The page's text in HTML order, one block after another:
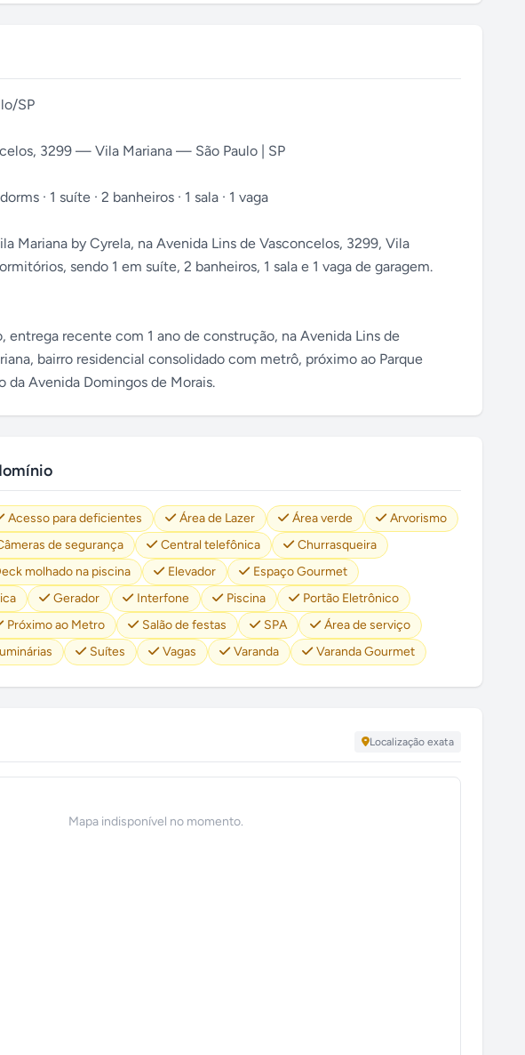
SP
3299 — Vila Mariana — São Paulo | SP
· 1 suíte · 2 banheiros · 1 sala · 1 vaga
Mariana by Cyrela, na Avenida Lins de Vasconcelos, 3299, Vila
sendo 1 em suíte, 2 banheiros, 1 sala e 1 vaga de garagem.
entrega recente com 1 ano de construção, na Avenida Lins de
bairro residencial consolidado com metrô, próximo ao Parque
da Avenida Domingos de Morais.
Acesso para deficientes Área de Lazer Área verde
Arvorismo
de segurança Central telefônica
Churrasqueira
molhado na piscina Elevador
Espaço Gourmet
Gerador Interfone Piscina
Portão Eletrônico
Próximo ao Metro Salão de festas SPA
Área de serviço
Suítes Vagas Varanda Varanda Gourmet
Localização exata
Mapa indisponível no momento.